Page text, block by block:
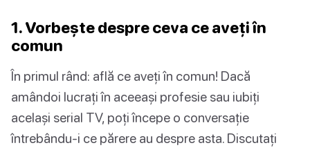
1. Vorbește despre ceva ce aveți în
comun
În primul rând: află ce aveți în comun! Dacă
amândoi lucrați în aceeași profesie sau iubiți
același serial TV, poți începe o conversație
întrebându-i ce părere au despre asta. Discutați